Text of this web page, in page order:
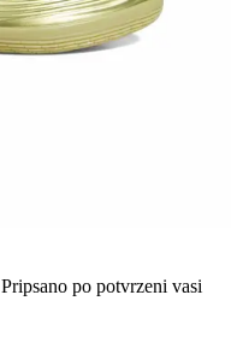
Pripsano po potvrzeni vasi